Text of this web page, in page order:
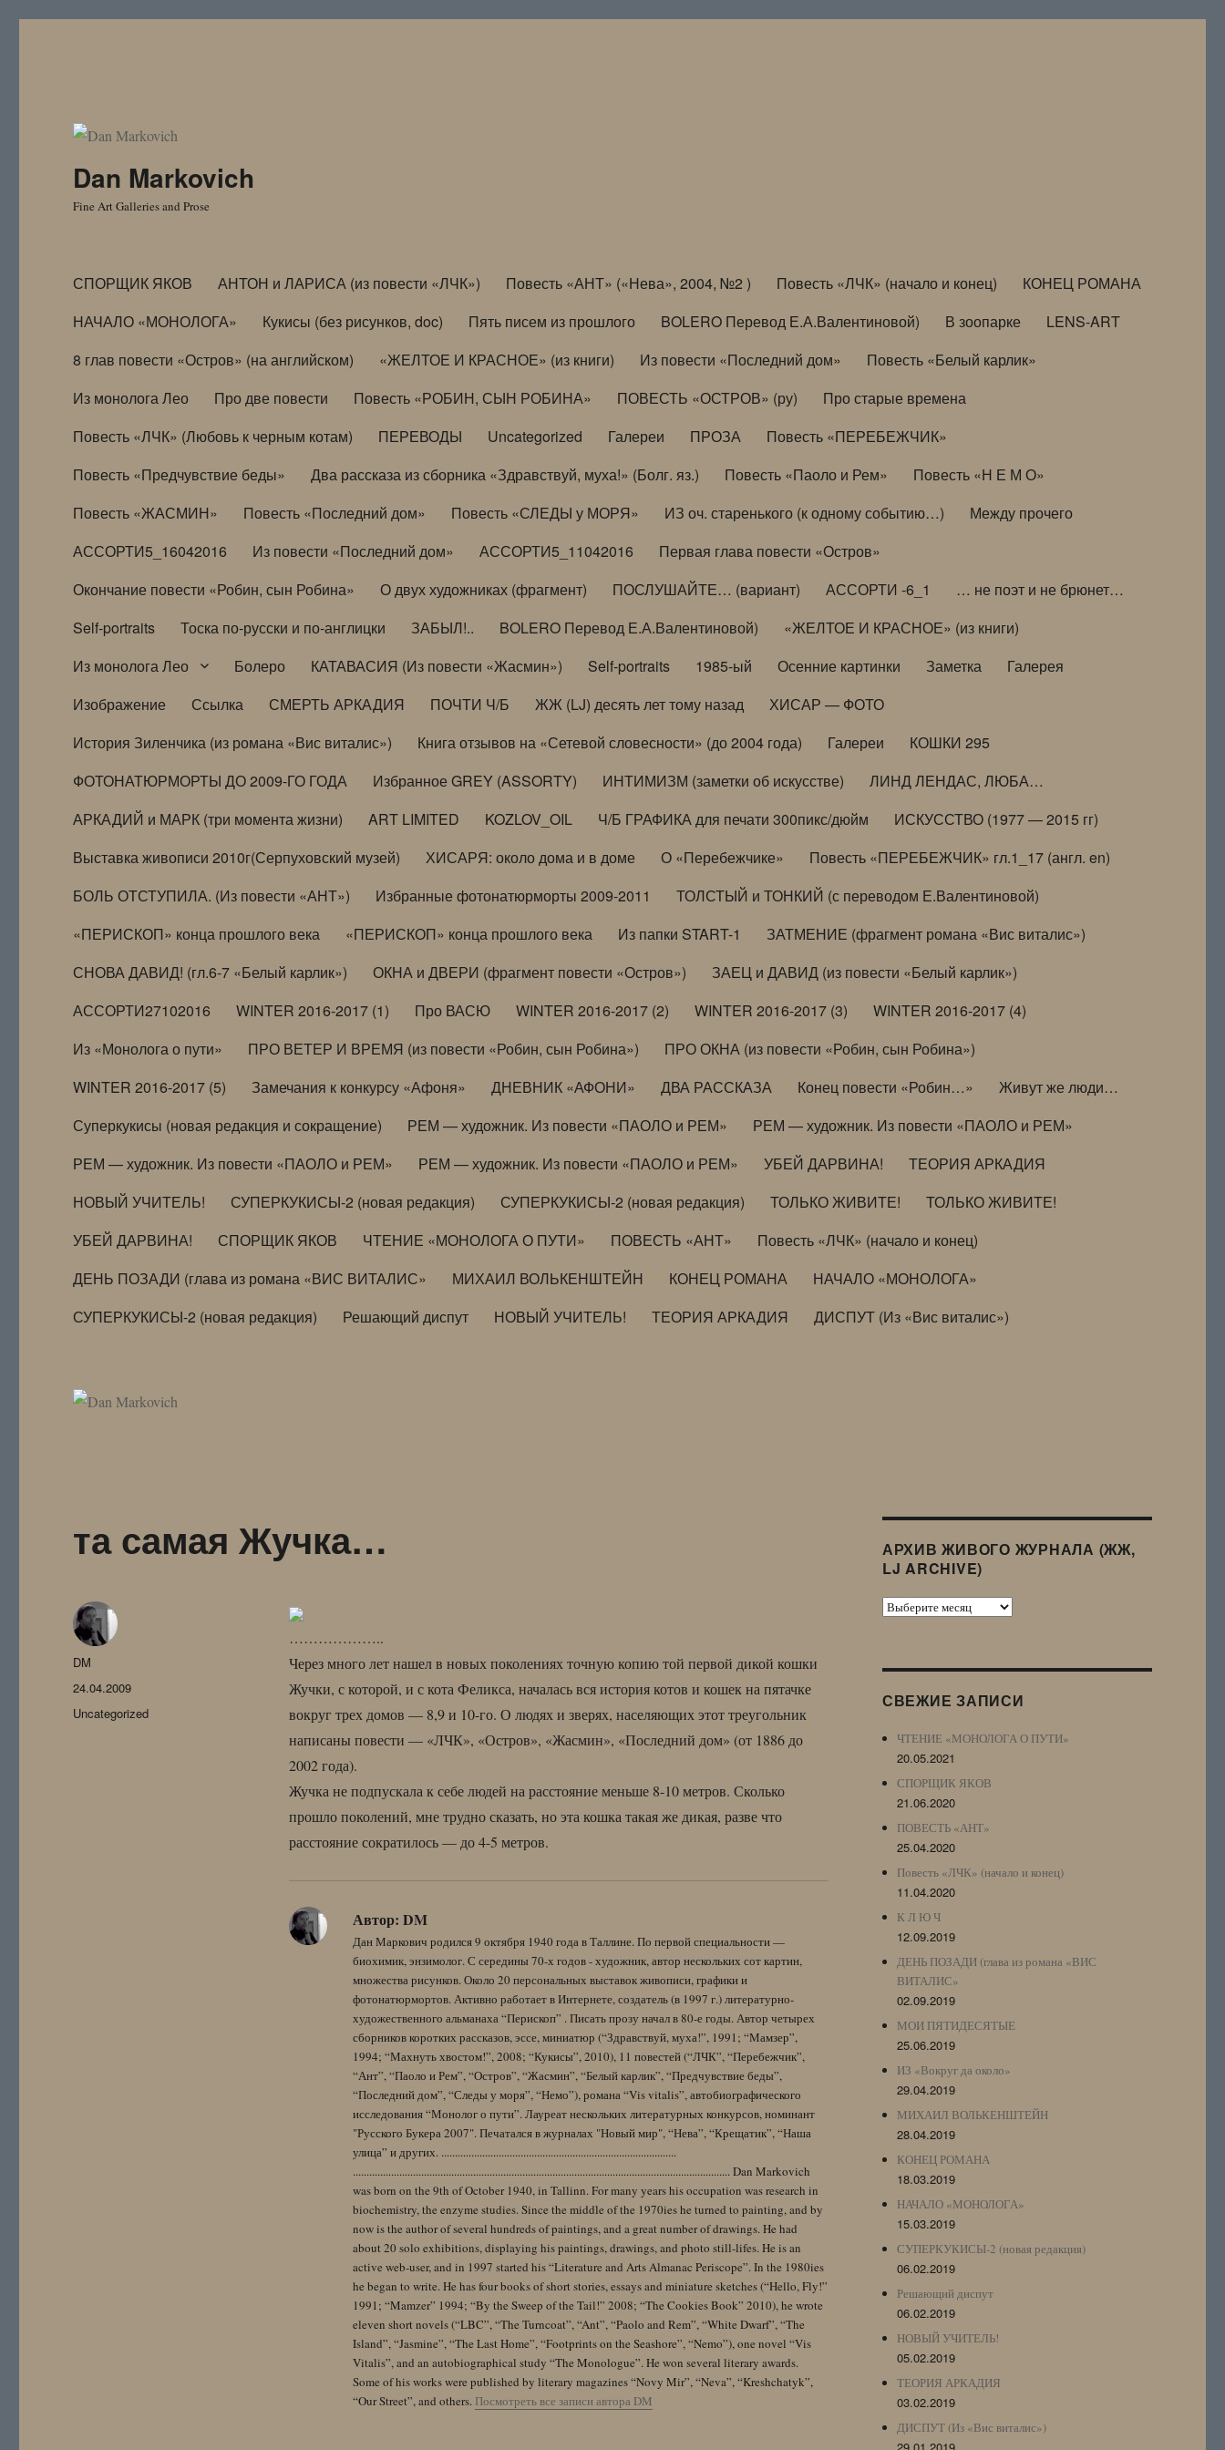
Dan Markovich
Fine Art Galleries and Prose
СПОРЩИК ЯКОВ АНТОН и ЛАРИСА (из повести «ЛЧК») Повесть «АНТ» («Нева», 2004, №2 ) Повесть «ЛЧК» (начало и конец)
КОНЕЦ РОМАНА
НАЧАЛО «МОНОЛОГА»
Кукисы (без рисунков, doc) Пять писем из прошлого BOLERO Перевод Е.А.Валентиновой) В зоопарке
LENS-ART
8 глав повести «Остров» (на английском)
«ЖЕЛТОЕ И КРАСНОЕ» (из книги) Из повести «Последний дом»
Повесть «Белый карлик»
Из монолога Лео
Про две повести Повесть «РОБИН, СЫН РОБИНА» ПОВЕСТЬ «ОСТРОВ» (ру)
Про старые времена
Повесть «ЛЧК» (Любовь к черным котам)
ПЕРЕВОДЫ Uncategorized Галереи ПРОЗА
Повесть «ПЕРЕБЕЖЧИК»
Повесть «Предчувствие беды»
Два рассказа из сборника «Здравствуй, муха!» (Болг. яз.) Повесть «Паоло и Рем»
Повесть «Н Е М О»
Повесть «ЖАСМИН»
Повесть «Последний дом» Повесть «СЛЕДЫ у МОРЯ» ИЗ оч. старенького (к одному событию…)
Между прочего
АССОРТИ5_16042016
Из повести «Последний дом» АССОРТИ5_11042016
Первая глава повести «Остров»
Окончание повести «Робин, сын Робина»
О двух художниках (фрагмент) ПОСЛУШАЙТЕ… (вариант) АССОРТИ -6_1
… не поэт и не брюнет…
Self-portraits
Тоска по-русски и по-англицки ЗАБЫЛ!.. BOLERO Перевод Е.А.Валентиновой)
«ЖЕЛТОЕ И КРАСНОЕ» (из книги)
Из монолога Лео
Болеро КАТАВАСИЯ (Из повести «Жасмин») Self-portraits 1985-ый Осенние картинки Заметка
Галерея
Изображение
Ссылка СМЕРТЬ АРКАДИЯ ПОЧТИ Ч/Б ЖЖ (LJ) десять лет тому назад
ХИСАР — ФОТО
История Зиленчика (из романа «Вис виталис»)
Книга отзывов на «Сетевой словесности» (до 2004 года) Галереи
КОШКИ 295
ФОТОНАТЮРМОРТЫ ДО 2009-ГО ГОДА
Избранное GREY (ASSORTY) ИНТИМИЗМ (заметки об искусстве)
ЛИНД ЛЕНДАС, ЛЮБА…
АРКАДИЙ и МАРК (три момента жизни)
ART LIMITED KOZLOV_OIL Ч/Б ГРАФИКА для печати 300пикс/дюйм
ИСКУССТВО (1977 — 2015 гг)
Выставка живописи 2010г(Серпуховский музей)
ХИСАРЯ: около дома и в доме О «Перебежчике»
Повесть «ПЕРЕБЕЖЧИК» гл.1_17 (англ. en)
БОЛЬ ОТСТУПИЛА. (Из повести «АНТ»)
Избранные фотонатюрморты 2009-2011
ТОЛСТЫЙ и ТОНКИЙ (с переводом Е.Валентиновой)
«ПЕРИСКОП» конца прошлого века
«ПЕРИСКОП» конца прошлого века Из папки START-1
ЗАТМЕНИЕ (фрагмент романа «Вис виталис»)
СНОВА ДАВИД! (гл.6-7 «Белый карлик»)
ОКНА и ДВЕРИ (фрагмент повести «Остров»)
ЗАЕЦ и ДАВИД (из повести «Белый карлик»)
АССОРТИ27102016
WINTER 2016-2017 (1) Про ВАСЮ WINTER 2016-2017 (2) WINTER 2016-2017 (3)
WINTER 2016-2017 (4)
Из «Монолога о пути»
ПРО ВЕТЕР И ВРЕМЯ (из повести «Робин, сын Робина»)
ПРО ОКНА (из повести «Робин, сын Робина»)
WINTER 2016-2017 (5)
Замечания к конкурсу «Афоня» ДНЕВНИК «АФОНИ» ДВА РАССКАЗА Конец повести «Робин…»
Живут же люди…
Суперкукисы (новая редакция и сокращение)
РЕМ — художник. Из повести «ПАОЛО и РЕМ»
РЕМ — художник. Из повести «ПАОЛО и РЕМ»
РЕМ — художник. Из повести «ПАОЛО и РЕМ»
РЕМ — художник. Из повести «ПАОЛО и РЕМ» УБЕЙ ДАРВИНА!
ТЕОРИЯ АРКАДИЯ
НОВЫЙ УЧИТЕЛЬ!
СУПЕРКУКИСЫ-2 (новая редакция) СУПЕРКУКИСЫ-2 (новая редакция) ТОЛЬКО ЖИВИТЕ!
ТОЛЬКО ЖИВИТЕ!
УБЕЙ ДАРВИНА!
СПОРЩИК ЯКОВ ЧТЕНИЕ «МОНОЛОГА О ПУТИ» ПОВЕСТЬ «АНТ»
Повесть «ЛЧК» (начало и конец)
ДЕНЬ ПОЗАДИ (глава из романа «ВИС ВИТАЛИС»
МИХАИЛ ВОЛЬКЕНШТЕЙН КОНЕЦ РОМАНА
НАЧАЛО «МОНОЛОГА»
СУПЕРКУКИСЫ-2 (новая редакция)
Решающий диспут НОВЫЙ УЧИТЕЛЬ! ТЕОРИЯ АРКАДИЯ ДИСПУТ (Из «Вис виталис»)
та самая Жучка…
………………..
Через много лет нашел в новых поколениях точную копию той первой дикой кошки
Жучки, с которой, и с кота Феликса, началась вся история котов и кошек на пятачке
вокруг трех домов — 8,9 и 10-го. О людях и зверях, населяющих этот треугольник
написаны повести — «ЛЧК», «Остров», «Жасмин», «Последний дом» (от 1886 до
2002 года).
Жучка не подпускала к себе людей на расстояние меньше 8-10 метров. Сколько
прошло поколений, мне трудно сказать, но эта кошка такая же дикая, разве что
расстояние сократилось — до 4-5 метров.
Автор: DM
Дан Маркович родился 9 октября 1940 года в Таллине. По первой специальности —
биохимик, энзимолог. С середины 70-х годов - художник, автор нескольких сот картин,
множества рисунков. Около 20 персональных выставок живописи, графики и
фотонатюрмортов. Активно работает в Интернете, создатель (в 1997 г.) литературно-
художественного альманаха “Перископ” . Писать прозу начал в 80-е годы. Автор четырех
сборников коротких рассказов, эссе, миниатюр (“Здравствуй, муха!”, 1991; “Мамзер”,
1994; “Махнуть хвостом!”, 2008; “Кукисы”, 2010), 11 повестей (“ЛЧК”, “Перебежчик”,
“Ант”, “Паоло и Рем”, “Остров”, “Жасмин”, “Белый карлик”, “Предчувствие беды”,
“Последний дом”, “Следы у моря”, “Немо”), романа “Vis vitalis”, автобиографического
исследования “Монолог о пути”. Лауреат нескольких литературных конкурсов, номинант
"Русского Букера 2007". Печатался в журналах "Новый мир", “Нева”, “Крещатик”, “Наша
улица” и других. ......................................................................................
.......................................................................................................................................... Dan Markovich
was born on the 9th of October 1940, in Tallinn. For many years his occupation was research in
biochemistry, the enzyme studies. Since the middle of the 1970ies he turned to painting, and by
now is the author of several hundreds of paintings, and a great number of drawings. He had
about 20 solo exhibitions, displaying his paintings, drawings, and photo still-lifes. He is an
active web-user, and in 1997 started his “Literature and Arts Almanac Periscope”. In the 1980ies
he began to write. He has four books of short stories, essays and miniature sketches (“Hello, Fly!”
1991; “Mamzer” 1994; “By the Sweep of the Tail!” 2008; “The Cookies Book” 2010), he wrote
eleven short novels (“LBC”, “The Turncoat”, “Ant”, “Paolo and Rem”, “White Dwarf”, “The
Island”, “Jasmine”, “The Last Home”, “Footprints on the Seashore”, “Nemo”), one novel “Vis
Vitalis”, and an autobiographical study “The Monologue”. He won several literary awards.
Some of his works were published by literary magazines “Novy Mir”, “Neva”, “Kreshchatyk”,
“Our Street”, and others. Посмотреть все записи автора DM
Автор
DM
Опубликовано
24.04.2009
Рубрики
Uncategorized
АРХИВ ЖИВОГО ЖУРНАЛА (ЖЖ,
LJ ARCHIVE)
Архив
Archive)
СВЕЖИЕ ЗАПИСИ
ЧТЕНИЕ «МОНОЛОГА О ПУТИ»
20.05.2021
СПОРЩИК ЯКОВ
21.06.2020
ПОВЕСТЬ «АНТ»
25.04.2020
Повесть «ЛЧК» (начало и конец)
11.04.2020
К Л Ю Ч
12.09.2019
ДЕНЬ ПОЗАДИ (глава из романа «ВИС
ВИТАЛИС»
02.09.2019
МОИ ПЯТИДЕСЯТЫЕ
25.06.2019
ИЗ «Вокруг да около»
29.04.2019
МИХАИЛ ВОЛЬКЕНШТЕЙН
28.04.2019
КОНЕЦ РОМАНА
18.03.2019
НАЧАЛО «МОНОЛОГА»
15.03.2019
СУПЕРКУКИСЫ-2 (новая редакция)
06.02.2019
Решающий диспут
06.02.2019
НОВЫЙ УЧИТЕЛЬ!
05.02.2019
ТЕОРИЯ АРКАДИЯ
03.02.2019
ДИСПУТ (Из «Вис виталис»)